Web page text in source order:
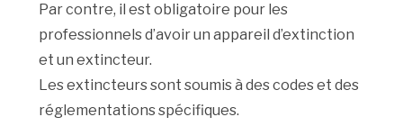
Par contre, il est obligatoire pour les
professionnels d’avoir un appareil d’extinction
et un extincteur.
Les extincteurs sont soumis à des codes et des
réglementations spécifiques.